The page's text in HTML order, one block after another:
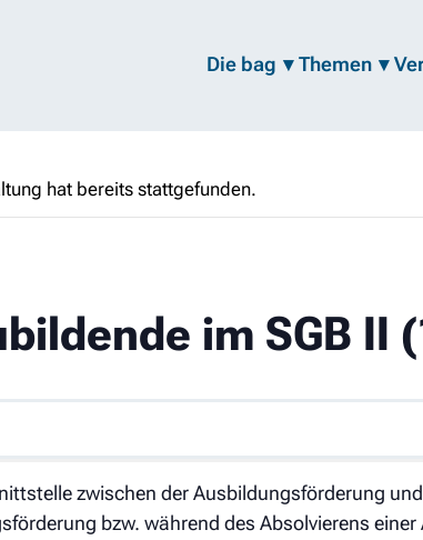
Die bag Themen
hat bereits stattgefunden.
im SGB II
zwischen der Ausbildungsförderung
bzw. während des Absolvierens